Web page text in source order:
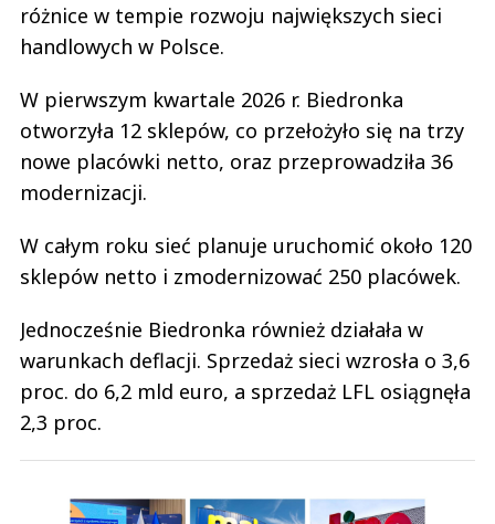
różnice w tempie rozwoju największych sieci
handlowych w Polsce.
W pierwszym kwartale 2026 r. Biedronka
otworzyła 12 sklepów, co przełożyło się na trzy
nowe placówki netto, oraz przeprowadziła 36
modernizacji.
W całym roku sieć planuje uruchomić około 120
sklepów netto i zmodernizować 250 placówek.
Jednocześnie Biedronka również działała w
warunkach deflacji. Sprzedaż sieci wzrosła o 3,6
proc. do 6,2 mld euro, a sprzedaż LFL osiągnęła
2,3 proc.